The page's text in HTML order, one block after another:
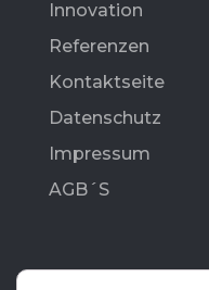
Innovation
Referenzen
Kontaktseite
Datenschutz
Impressum
AGB´S